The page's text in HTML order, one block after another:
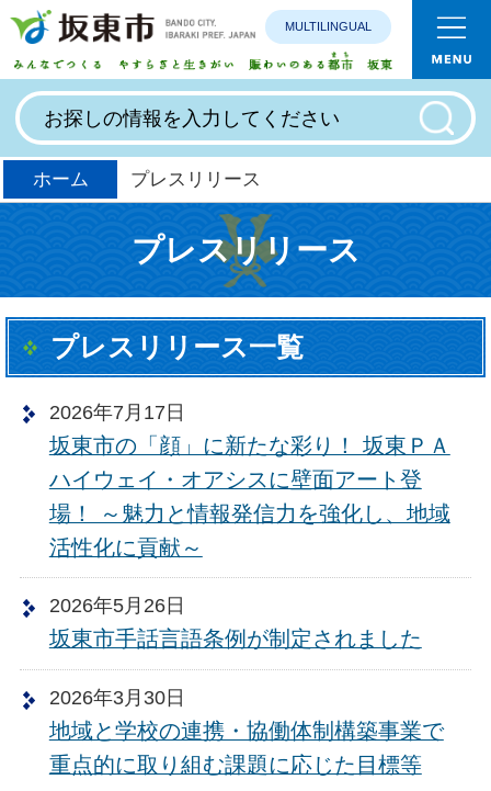
みんなで
MULTILINGUAL
ホーム プレスリリース
プレスリリース
プレスリリース一覧
2026年7月17日
坂東市の「顔」に新たな彩り！ 坂東ＰＡ
ハイウェイ・オアシスに壁面アート登
場！ ～魅力と情報発信力を強化し、地域
活性化に貢献～
2026年5月26日
坂東市手話言語条例が制定されました
2026年3月30日
地域と学校の連携・協働体制構築事業で
重点的に取り組む課題に応じた目標等